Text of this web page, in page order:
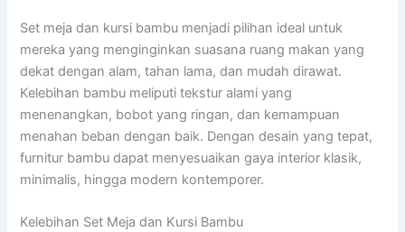
Set meja dan kursi bambu menjadi pilihan ideal untuk
mereka yang menginginkan suasana ruang makan yang
dekat dengan alam, tahan lama, dan mudah dirawat.
Kelebihan bambu meliputi tekstur alami yang
menenangkan, bobot yang ringan, dan kemampuan
menahan beban dengan baik. Dengan desain yang tepat,
furnitur bambu dapat menyesuaikan gaya interior klasik,
minimalis, hingga modern kontemporer.
Kelebihan Set Meja dan Kursi Bambu